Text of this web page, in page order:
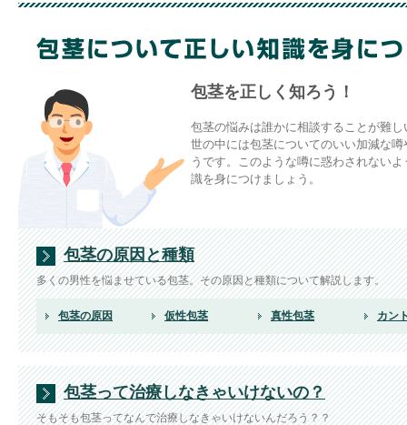
包茎を正しく知ろう！
包茎の悩みは誰かに相談することが難
世の中には包茎についてのいい加減な
うです。このような噂に惑わされない
識を身につけましょう。
包茎の原因と種類
多くの男性を悩ませている包茎。その原因と種類について解説します。
包茎の原因 仮性包茎 真性包茎 カン
包茎って治療しなきゃいけないの？
そもそも包茎ってなんで治療しなきゃいけないんだろう？？